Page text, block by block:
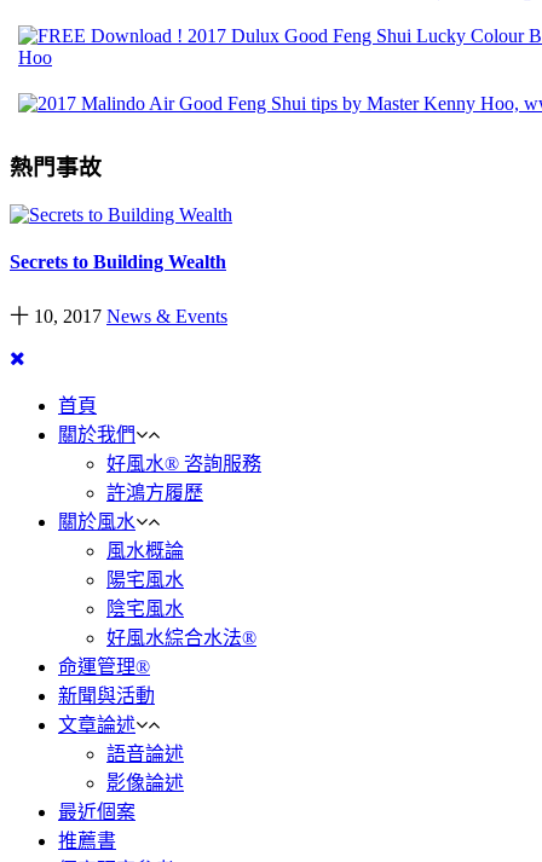
熱門事故
Secrets to Building Wealth
十 10, 2017 News & Events
首頁
關於我們
好風水® 咨詢服務
許鴻方履歷
關於風水
風水概論
陽宅風水
陰宅風水
好風水綜合水法®
命運管理®
新聞與活動
文章論述
語音論述
影像論述
最近個案
推薦書